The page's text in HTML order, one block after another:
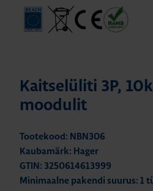
Kaitselüliti 3P,
moodulit
Tootekood: NBN306
Kaubamärk: Hager
GTIN: 3250614613999
Minimaalne pakendi suurus: 1